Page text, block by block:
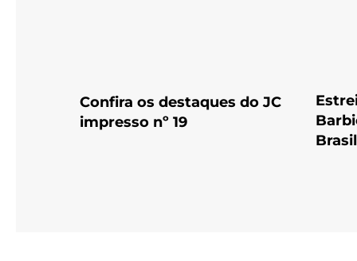
Confira os destaques do JC
impresso nº 19
Brasil